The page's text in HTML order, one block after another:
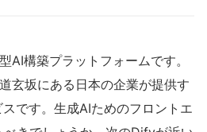
AI構築プラットフォームです。
玄坂にある日本の企業が提供す
です。生成AIためのフロントエ